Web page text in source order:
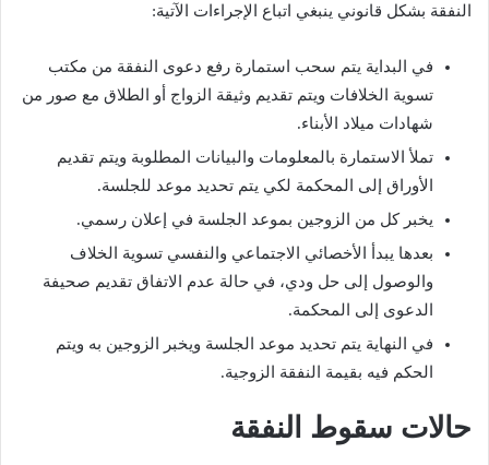
النفقة بشكل قانوني ينبغي اتباع الإجراءات الآتية:
في البداية يتم سحب استمارة رفع دعوى النفقة من مكتب
تسوية الخلافات ويتم تقديم وثيقة الزواج أو الطلاق مع صور من
شهادات ميلاد الأبناء.
تملأ الاستمارة بالمعلومات والبيانات المطلوبة ويتم تقديم
الأوراق إلى المحكمة لكي يتم تحديد موعد للجلسة.
يخبر كل من الزوجين بموعد الجلسة في إعلان رسمي.
بعدها يبدأ الأخصائي الاجتماعي والنفسي تسوية الخلاف
والوصول إلى حل ودي، في حالة عدم الاتفاق تقديم صحيفة
الدعوى إلى المحكمة.
في النهاية يتم تحديد موعد الجلسة ويخبر الزوجين به ويتم
الحكم فيه بقيمة النفقة الزوجية.
حالات سقوط النفقة